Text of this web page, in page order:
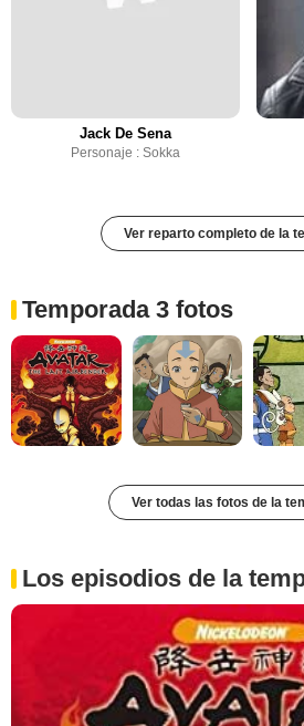
Jack De Sena
Personaje : Sokka
Ver reparto completo de la
Temporada 3 fotos
Ver todas las fotos de la
Los episodios de la